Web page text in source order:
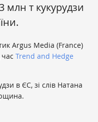
млн т кукурудзи
Argus Media (France)
Trend and Hedge
в ЄС, зі слів Натана